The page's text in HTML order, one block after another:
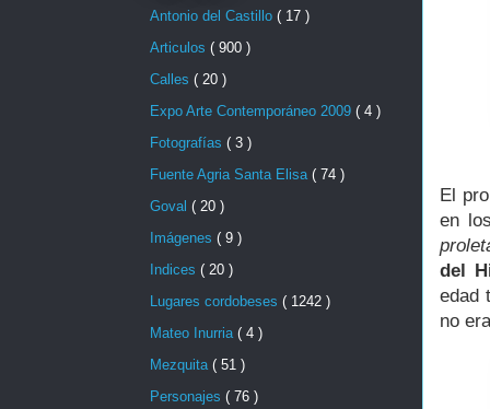
El
en
del
edad
no
Antonio del Castillo ( 17 )
Articulos ( 900 )
Calles ( 20 )
Expo Arte Contemporáneo 2009 ( 4 )
Fotografías ( 3 )
Fuente Agria Santa Elisa ( 74 )
Goval ( 20 )
Imágenes ( 9 )
Indices ( 20 )
Lugares cordobeses ( 1242 )
Mateo Inurria ( 4 )
Mezquita ( 51 )
Personajes ( 76 )